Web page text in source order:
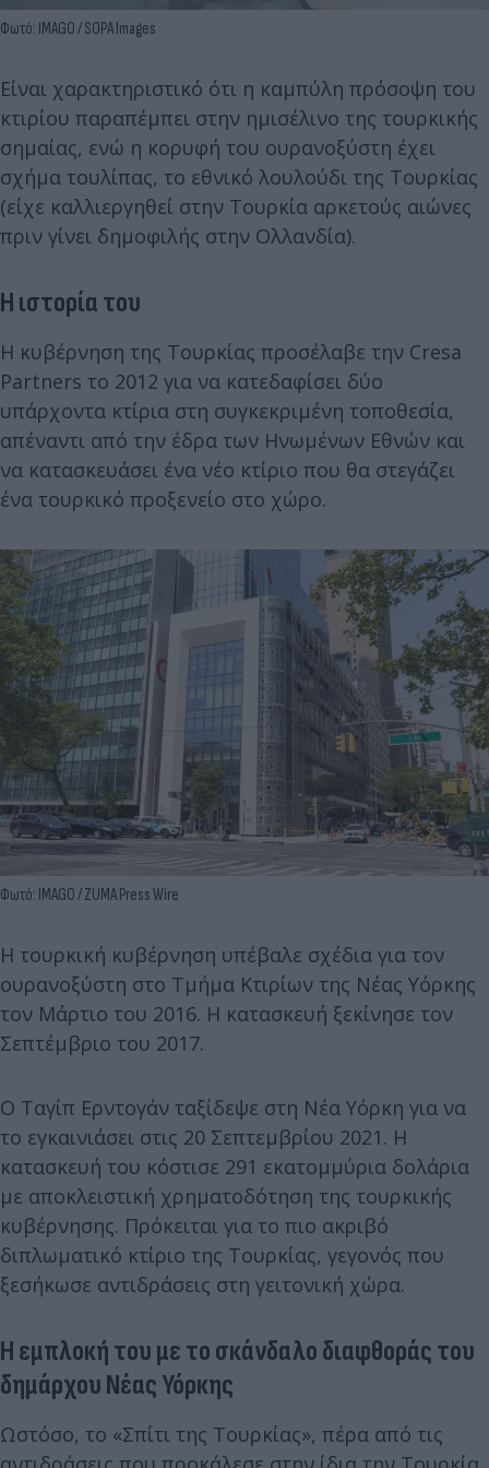
Φωτό: IMAGO / SOPA Images
Είναι χαρακτηριστικό ότι η καμπύλη πρόσοψη του
κτιρίου παραπέμπει στην ημισέλινο της τουρκικής
σημαίας, ενώ η κορυφή του ουρανοξύστη έχει
σχήμα τουλίπας, το εθνικό λουλούδι της Τουρκίας
(είχε καλλιεργηθεί στην Τουρκία αρκετούς αιώνες
πριν γίνει δημοφιλής στην Ολλανδία).
Η ιστορία του
Η κυβέρνηση της Τουρκίας προσέλαβε την Cresa
Partners το 2012 για να κατεδαφίσει δύο
υπάρχοντα κτίρια στη συγκεκριμένη τοποθεσία,
απέναντι από την έδρα των Ηνωμένων Εθνών και
να κατασκευάσει ένα νέο κτίριο που θα στεγάζει
ένα τουρκικό προξενείο στο χώρο.
Φωτό: IMAGO / ZUMA Press Wire
Η τουρκική κυβέρνηση υπέβαλε σχέδια για τον
ουρανοξύστη στο Τμήμα Κτιρίων της Νέας Υόρκης
τον Μάρτιο του 2016. Η κατασκευή ξεκίνησε τον
Σεπτέμβριο του 2017.
Ο Ταγίπ Ερντογάν ταξίδεψε στη Νέα Υόρκη για να
το εγκαινιάσει στις 20 Σεπτεμβρίου 2021. Η
κατασκευή του κόστισε 291 εκατομμύρια δολάρια
με αποκλειστική χρηματοδότηση της τουρκικής
κυβέρνησης. Πρόκειται για το πιο ακριβό
διπλωματικό κτίριο της Τουρκίας, γεγονός που
ξεσήκωσε αντιδράσεις στη γειτονική χώρα.
Η εμπλοκή του με το σκάνδαλο διαφθοράς του
δημάρχου Νέας Υόρκης
Ωστόσο, το «Σπίτι της Τουρκίας», πέρα από τις